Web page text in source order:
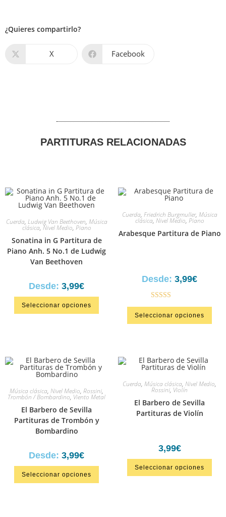
¿Quieres compartirlo?
X Facebook
PARTITURAS RELACIONADAS
Cuerda, Ludwig Van Beethoven, Música
clásica, Nivel Medio, Piano
Sonatina in G Partitura de
Piano Anh. 5 No.1 de Ludwig
Van Beethoven
Desde: 3,99€
Seleccionar opciones
Cuerda, Friedrich Burgmuller, Música
clásica, Nivel Medio, Piano
Arabesque Partitura de Piano
Desde: 3,99€
Valorado en
5.00de 5
Seleccionar opciones
Música clásica, Nivel Medio, Rossini,
Trombón / Bombardino, Viento Metal
El Barbero de Sevilla
Partituras de Trombón y
Bombardino
Desde: 3,99€
Seleccionar opciones
Cuerda, Música clásica, Nivel Medio,
Rossini, Violín
El Barbero de Sevilla
Partituras de Violín
3,99€
Seleccionar opciones